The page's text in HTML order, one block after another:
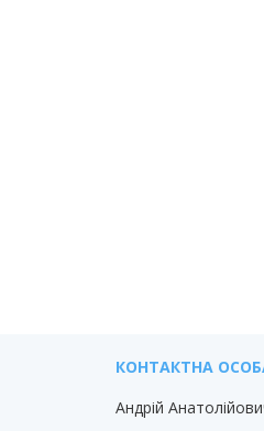
Андрій